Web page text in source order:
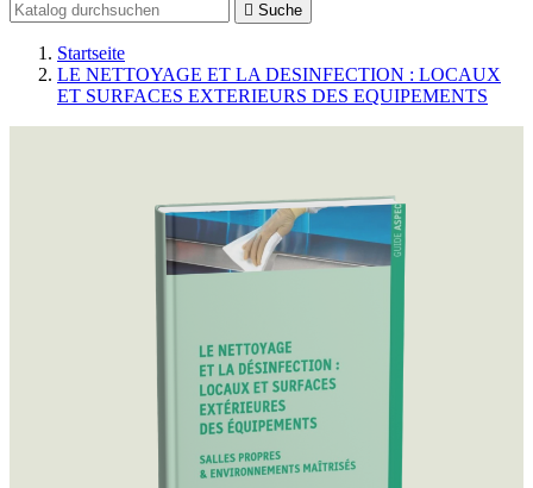
 Suche
Startseite
LE NETTOYAGE ET LA DESINFECTION : LOCAUX
ET SURFACES EXTERIEURS DES EQUIPEMENTS